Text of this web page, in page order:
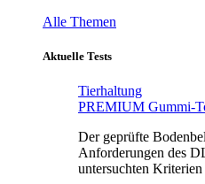
Alle Themen
Aktuelle Tests
Tierhaltung
PREMIUM Gummi-
Der geprüfte
Anforderungen des
untersuchten